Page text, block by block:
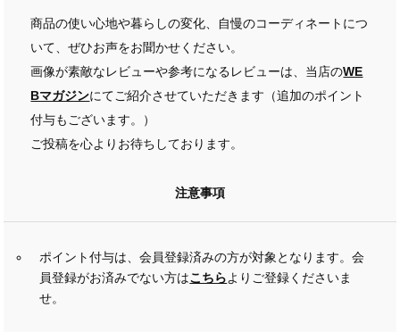
商品の使い心地や暮らしの変化、自慢のコーディネートにつ
いて、ぜひお声をお聞かせください。
画像が素敵なレビューや参考になるレビューは、当店のWE
Bマガジンにてご紹介させていただきます（追加のポイント
付与もございます。）
ご投稿を心よりお待ちしております。
注意事項
ポイント付与は、会員登録済みの方が対象となります。会
員登録がお済みでない方はこちらよりご登録くださいま
せ。